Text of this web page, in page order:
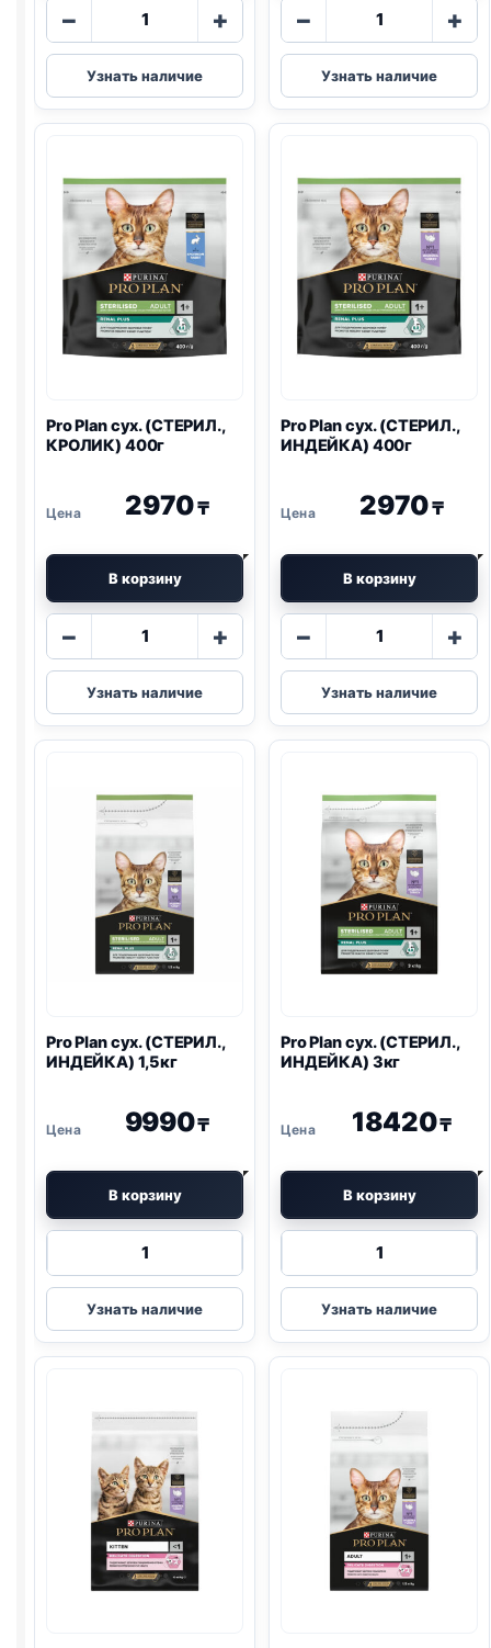
−
Количество
Pro
Plan
сух.
400г
+
Узнать наличие
−
Количество
Pro
Plan
сух.
1,5кг
+
Узнать наличие
Pro Planсух. (СТЕРИЛ.,
КРОЛИК) 400г
2970₸
В корзину
−
Количество
Pro
Plan
сух.
400г
+
Узнать наличие
Pro Planсух. (СТЕРИЛ.,
ИНДЕЙКА) 400г
2970₸
В корзину
−
Количество
Pro
Plan
сух.
400г
+
Узнать наличие
Pro Planсух. (СТЕРИЛ.,
ИНДЕЙКА) 1,5кг
9990₸
В корзину
Количество
Pro
Plan
сух.
1,5кг
Узнать наличие
Pro Planсух. (СТЕРИЛ.,
ИНДЕЙКА) 3кг
18420₸
В корзину
Количество
Pro
Plan
сух.
3кг
Узнать наличие